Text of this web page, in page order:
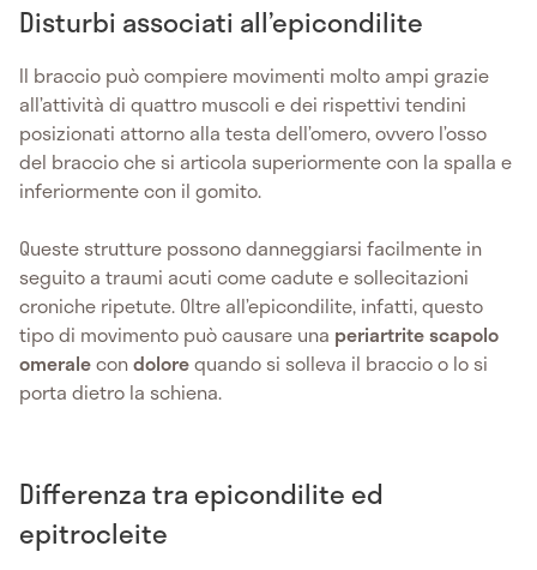
Disturbi associati all’epicondilite
Il braccio può compiere movimenti molto ampi grazie
all’attività di quattro muscoli e dei rispettivi tendini
posizionati attorno alla testa dell’omero, ovvero l’osso
del braccio che si articola superiormente con la spalla e
inferiormente con il gomito.
Queste strutture possono danneggiarsi facilmente in
seguito a traumi acuti come cadute e sollecitazioni
croniche ripetute. Oltre all’epicondilite, infatti, questo
tipo di movimento può causare una periartrite scapolo
omeralecondolorequando si solleva il braccio o lo si
porta dietro la schiena.
Differenza tra epicondilite ed
epitrocleite